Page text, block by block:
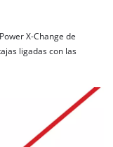
X-Change de
ligadas con las